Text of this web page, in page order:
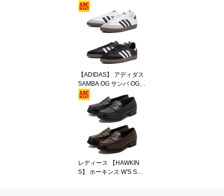
HI オールスター (R) トレ
ックウエーブ HI 313100
【ADIDAS】 アディダス
SAMBA OG サンバ OG B
75806
レディース 【HAWKIN
S】 ホーキンス W'S SOF